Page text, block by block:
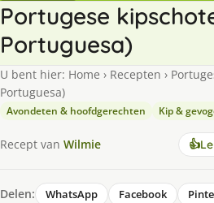
Portugese
Portuguesa)
U bent hier: Home › Recepten ›
Portuguesa)
Avondeten & hoofdgerechten Kip &
Recept van Wilmie 👍
Delen: WhatsApp Facebook